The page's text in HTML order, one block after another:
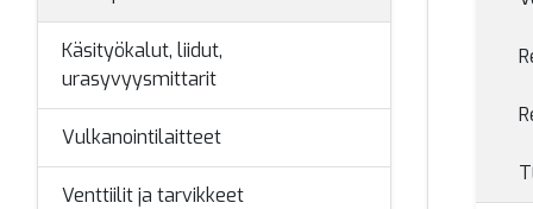
Käsityökalut, liidut,
urasyvyysmittarit
Vulkanointilaitteet
Venttiilit ja tarvikkeet